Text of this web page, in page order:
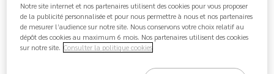
verschleiern, oder einen Verstoß gegen den
Verhaltenskodex zu melden .
Notre site internet et nos partenaires utilisent des cookies pour vous proposer
de la publicité personnalisée et pour nous permettre à nous et nos partenaires
de mesurer l’audience sur notre site. Nous conservons votre choix relatif au
dépôt des cookies au maximum 6 mois. Nos partenaires utilisent des cookies
sur notre site. Consulter la politique cookies